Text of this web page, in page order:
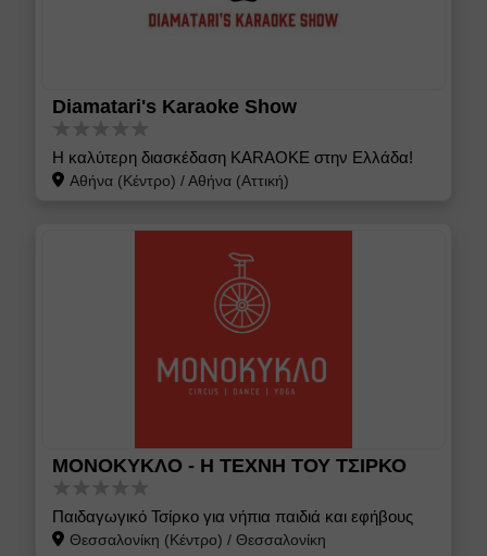
Diamatari's Karaoke Show
Η καλύτερη διασκέδαση KARAOKE στην Ελλάδα!
Αθήνα (Κέντρο) /Αθήνα (Αττική)
ΜΟΝΟΚΥΚΛΟ - Η ΤΕΧΝΗ ΤΟΥ ΤΣΙΡΚΟ
Παιδαγωγικό Τσίρκο για νήπια παιδιά και εφήβους
Θεσσαλονίκη (Κέντρο) / Θεσσαλονίκη